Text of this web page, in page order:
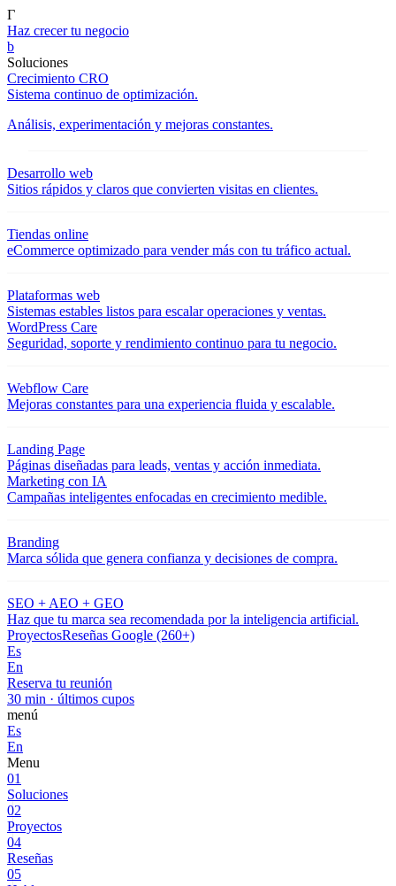
Γ
Haz crecer tu negocio
b
Soluciones
Crecimiento CRO
Sistema continuo de optimización.
Análisis, experimentación y mejoras constantes.
Desarrollo web
Sitios rápidos y claros que convierten visitas en clientes.
Tiendas online
eCommerce optimizado para vender más con tu tráfico actual.
Plataformas web
Sistemas estables listos para escalar operaciones y ventas.
WordPress Care
Seguridad, soporte y rendimiento continuo para tu negocio.
Webflow Care
Mejoras constantes para una experiencia fluida y escalable.
Landing Page
Páginas diseñadas para leads, ventas y acción inmediata.
Marketing con IA
Campañas inteligentes enfocadas en crecimiento medible.
Branding
Marca sólida que genera confianza y decisiones de compra.
SEO + AEO + GEO
Haz que tu marca sea recomendada por la inteligencia artificial.
ProyectosReseñas Google (260+)
Es
En
Reserva tu reunión
30 min · últimos cupos
menú
Es
En
Menu
01
Soluciones
02
Proyectos
04
Reseñas
05